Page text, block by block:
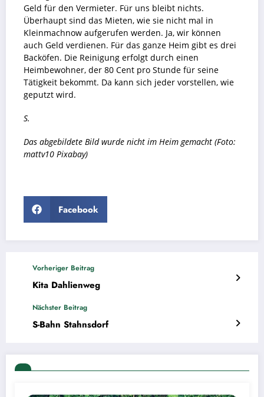
Geld für den Vermieter. Für uns bleibt nichts.
Überhaupt sind das Mieten, wie sie nicht mal in
Kleinmachnow aufgerufen werden. Ja, wir können
auch Geld verdienen. Für das ganze Heim gibt es drei
Backöfen. Die Reinigung erfolgt durch einen
Heimbewohner, der 80 Cent pro Stunde für seine
Tätigkeit bekommt. Da kann sich jeder vorstellen, wie
geputzt wird.
S.
Das abgebildete Bild wurde nicht im Heim gemacht (Foto:
mattv10 Pixabay)
Facebook
Vorheriger Beitrag
Kita Dahlienweg
Nächster Beitrag
S-Bahn Stahnsdorf